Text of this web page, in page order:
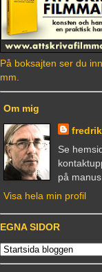
På boksajten ser du
mm.
Om mig
Se
på
Visa hela min profil
EGNA SIDOR